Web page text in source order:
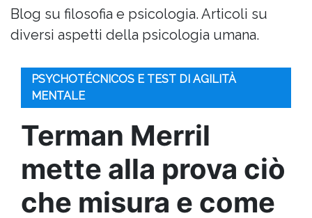
Blog su filosofia e psicologia. Articoli su
diversi aspetti della psicologia umana.
PSYCHOTÉCNICOS E TEST DI AGILITÀ
MENTALE
Terman Merril
mette alla prova ciò
che misura e come